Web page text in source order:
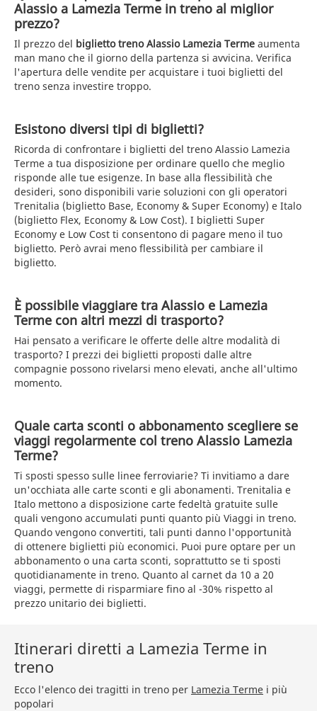
Alassio a Lamezia Terme in treno al miglior
prezzo?
Il prezzo del biglietto treno Alassio Lamezia Terme aumenta
man mano che il giorno della partenza si avvicina. Verifica
l'apertura delle vendite per acquistare i tuoi biglietti del
treno senza investire troppo.
Esistono diversi tipi di biglietti?
Ricorda di confrontare i biglietti del treno Alassio Lamezia
Terme a tua disposizione per ordinare quello che meglio
risponde alle tue esigenze. In base alla flessibilità che
desideri, sono disponibili varie soluzioni con gli operatori
Trenitalia (biglietto Base, Economy & Super Economy) e Italo
(biglietto Flex, Economy & Low Cost). I biglietti Super
Economy e Low Cost ti consentono di pagare meno il tuo
biglietto. Però avrai meno flessibilità per cambiare il
biglietto.
È possibile viaggiare tra Alassio e Lamezia
Terme con altri mezzi di trasporto?
Hai pensato a verificare le offerte delle altre modalità di
trasporto? I prezzi dei biglietti proposti dalle altre
compagnie possono rivelarsi meno elevati, anche all'ultimo
momento.
Quale carta sconti o abbonamento scegliere se
viaggi regolarmente col treno Alassio Lamezia
Terme?
Ti sposti spesso sulle linee ferroviarie? Ti invitiamo a dare
un'occhiata alle carte sconti e gli abonamenti. Trenitalia e
Italo mettono a disposizione carte fedeltà gratuite sulle
quali vengono accumulati punti quanto più Viaggi in treno.
Quando vengono convertiti, tali punti danno l'opportunità
di ottenere biglietti più economici. Puoi pure optare per un
abbonamento o una carta sconti, soprattutto se ti sposti
quotidianamente in treno. Quanto al carnet da 10 a 20
viaggi, permette di risparmiare fino al -30% rispetto al
prezzo unitario dei biglietti.
Itinerari diretti a Lamezia Terme in
treno
Ecco l'elenco dei tragitti in treno per Lamezia Terme i più
popolari